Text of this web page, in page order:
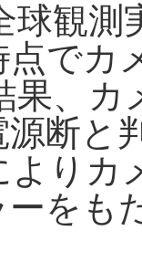
球観
点でカ
果、
断と
よりカ
をも